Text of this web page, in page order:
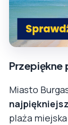
Przepiękne
Miasto
plaża